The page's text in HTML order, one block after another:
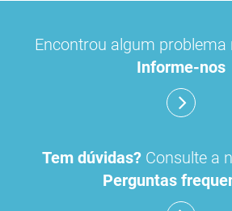
Encontrou algum problema
Informe-nos
Tem dúvidas? Consulte a
Perguntas